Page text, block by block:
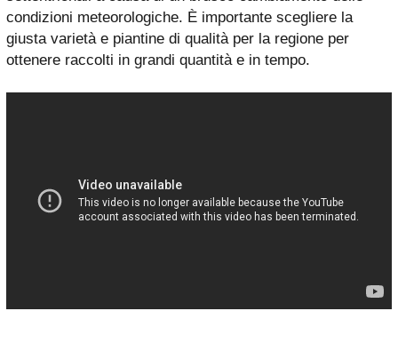
condizioni meteorologiche. È importante scegliere la
giusta varietà e piantine di qualità per la regione per
ottenere raccolti in grandi quantità e in tempo.